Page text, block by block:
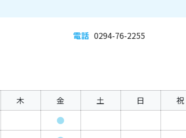
電話 0294-76-2255
木 金 土 日 祝
●